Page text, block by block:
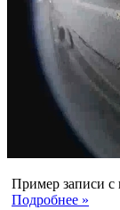
Пример записи с
Подробнее »